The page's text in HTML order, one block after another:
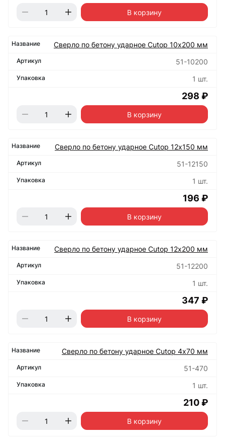
В корзину
Сверло по бетону ударное Cutop 10х200 мм
51-10200
1 шт.
298 ₽
В корзину
Сверло по бетону ударное Cutop 12х150 мм
51-12150
1 шт.
196 ₽
В корзину
Сверло по бетону ударное Cutop 12х200 мм
51-12200
1 шт.
347 ₽
В корзину
Сверло по бетону ударное Cutop 4х70 мм
51-470
1 шт.
210 ₽
В корзину